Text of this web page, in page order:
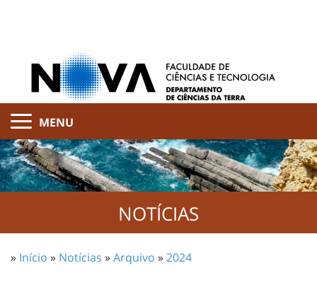
MENU
NOTÍCIAS
» Início » Notícias »Arquivo »2024